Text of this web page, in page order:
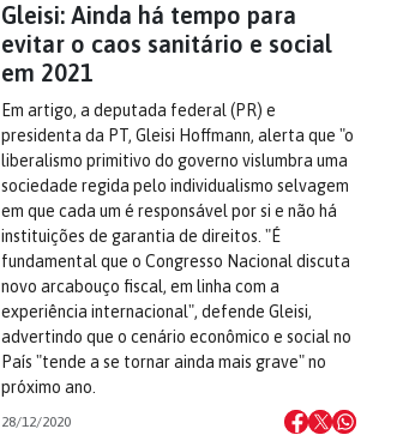
Gleisi: Ainda há tempo para
evitar o caos sanitário e social
em 2021
Em artigo, a deputada federal (PR) e
presidenta da PT, Gleisi Hoffmann, alerta que "o
liberalismo primitivo do governo vislumbra uma
sociedade regida pelo individualismo selvagem
em que cada um é responsável por si e não há
instituições de garantia de direitos. "É
fundamental que o Congresso Nacional discuta
novo arcabouço fiscal, em linha com a
experiência internacional", defende Gleisi,
advertindo que o cenário econômico e social no
País "tende a se tornar ainda mais grave" no
próximo ano.
28/12/2020